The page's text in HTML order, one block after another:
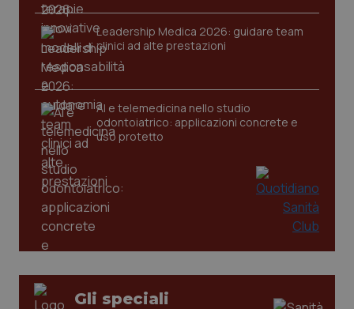
Leadership Medica 2026: guidare team
clinici ad alte prestazioni
AI e telemedicina nello studio
odontoiatrico: applicazioni concrete e
uso protetto
Gli speciali
tracking-sites-ironfish-
session-id
_ga
.quotidianosanita.it